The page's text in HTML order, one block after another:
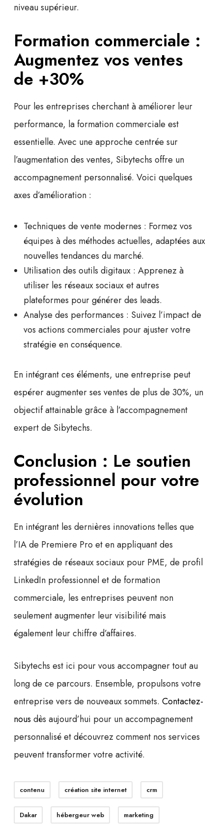
niveau supérieur.
Formation commerciale :
Augmentez vos ventes
de +30%
Pour les entreprises cherchant à améliorer leur
performance, laformation commerciale est
essentielle. Avec une approche centrée sur
l’augmentation des ventes, Sibytechs offre un
accompagnement personnalisé. Voici quelques
axes d’amélioration :
Techniques de vente modernes : Formez vos
équipes à des méthodes actuelles, adaptées aux
nouvelles tendances du marché.
Utilisation des outils digitaux : Apprenez à
utiliser les réseaux sociaux et autres
plateformes pour générer des leads.
Analyse des performances : Suivez l’impact de
vos actions commerciales pour ajuster votre
stratégie en conséquence.
En intégrant ces éléments, une entreprise peut
espérer augmenter ses ventes de plus de 30%, un
objectif attainable grâce à l’accompagnement
expert de Sibytechs.
Conclusion : Le soutien
professionnel pour votre
évolution
En intégrant les dernières innovations telles que
l’IA de Premiere Pro et en appliquant des
stratégies de réseaux sociaux pour PME, de profil
LinkedIn professionnelet de formation
commerciale, les entreprises peuvent non
seulement augmenter leur visibilité mais
également leur chiffre d’affaires.
Sibytechs est ici pour vous accompagner tout au
long de ce parcours. Ensemble, propulsons votre
entreprise vers de nouveaux sommets. Contactez-
nous dès aujourd’hui pour un accompagnement
personnalisé et découvrez comment nos services
peuvent transformer votre activité.
contenu création site internet crm
Dakar hébergeur web marketing